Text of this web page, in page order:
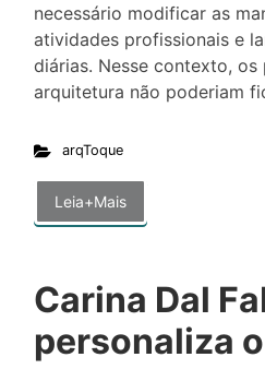
necessário modificar as
atividades profissionais e
diárias. Nesse contexto, os
arquitetura não poderiam
arqToque
Leia+Mais
Carina Dal
personaliza